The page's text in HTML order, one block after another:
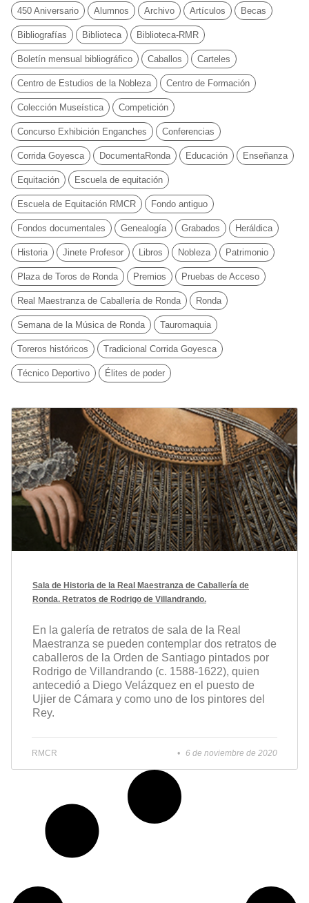
450 Aniversario Alumnos Archivo Artículos Becas
Bibliografías Biblioteca Biblioteca-RMR
Boletín mensual bibliográfico Caballos Carteles
Centro de Estudios de la Nobleza Centro de Formación
Colección Museística Competición
Concurso Exhibición Enganches Conferencias
Corrida Goyesca DocumentaRonda Educación Enseñanza
Equitación Escuela de equitación
Escuela de Equitación RMCR Fondo antiguo
Fondos documentales Genealogía Grabados Heráldica
Historia Jinete Profesor Libros Nobleza Patrimonio
Plaza de Toros de Ronda Premios Pruebas de Acceso
Real Maestranza de Caballería de Ronda Ronda
Semana de la Música de Ronda Tauromaquia
Toreros históricos Tradicional Corrida Goyesca
Técnico Deportivo Élites de poder
Sala de Historia de la Real Maestranza de Caballería de
Ronda. Retratos de Rodrigo de Villandrando.
En la galería de retratos de sala de la Real
Maestranza se pueden contemplar dos retratos de
caballeros de la Orden de Santiago pintados por
Rodrigo de Villandrando (c. 1588-1622), quien
antecedió a Diego Velázquez en el puesto de
Ujier de Cámara y como uno de los pintores del
Rey.
RMCR 6 de noviembre de 2020